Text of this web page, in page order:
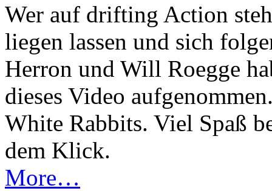
Wer auf drifting Action
liegen lassen und sich
Herron und Will Roegge
dieses Video
White Rabbits. Viel Spaß
dem Klick.
More…